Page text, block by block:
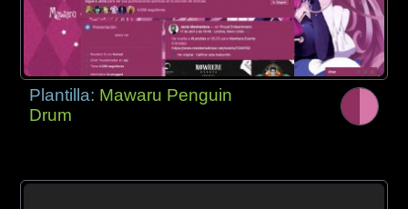
Plantilla: Mawaru Penguin
Drum